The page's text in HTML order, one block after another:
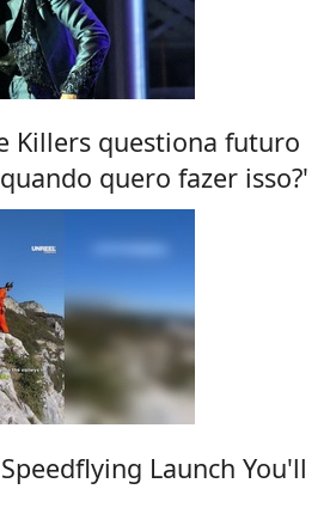
Killers questiona futuro
quero fazer isso?'
Launch You'll